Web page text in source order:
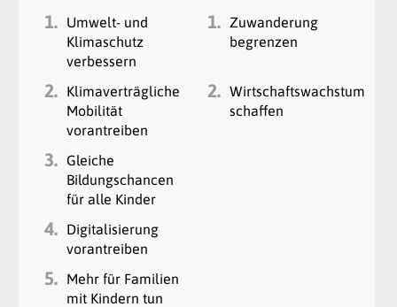
1.
Umwelt- und
Klimaschutz
verbessern
1. Zuwanderung
begrenzen
2.
Klimaverträgliche
Mobilität
vorantreiben
2. Wirtschaftswachstum
schaffen
3.
Gleiche
Bildungschancen
für alle Kinder
4.
Digitalisierung
vorantreiben
5.
Mehr für Familien
mit Kindern tun